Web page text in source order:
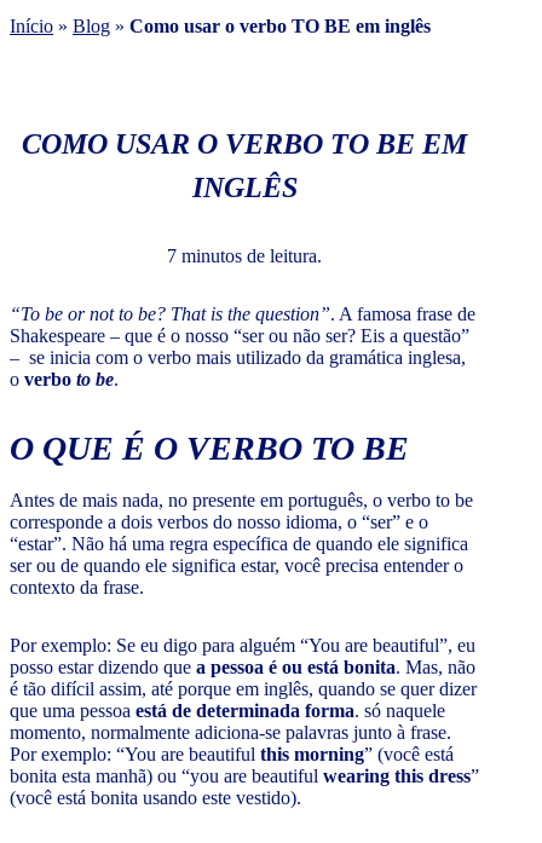
Início » Blog » Como usar o verbo TO BE em inglês
COMO USAR O VERBO TO BE EM
INGLÊS
7 minutos de leitura.
“To be or not to be? That is the question”. A famosa frase de
Shakespeare – que é o nosso “ser ou não ser? Eis a questão”
– se inicia com o verbo mais utilizado da gramática inglesa,
o verbo to be.
O QUE É O VERBO TO BE
Antes de mais nada, no presente em português, o verbo to be
corresponde a dois verbos do nosso idioma, o “ser” e o
“estar”. Não há uma regra específica de quando ele significa
ser ou de quando ele significa estar, você precisa entender o
contexto da frase.
Por exemplo: Se eu digo para alguém “You are beautiful”, eu
posso estar dizendo que a pessoa é ou está bonita. Mas, não
é tão difícil assim, até porque em inglês, quando se quer dizer
que uma pessoa está de determinada forma. só naquele
momento, normalmente adiciona-se palavras junto à frase.
Por exemplo: “You are beautiful this morning” (você está
bonita esta manhã) ou “you are beautiful wearing this dress”
(você está bonita usando este vestido).